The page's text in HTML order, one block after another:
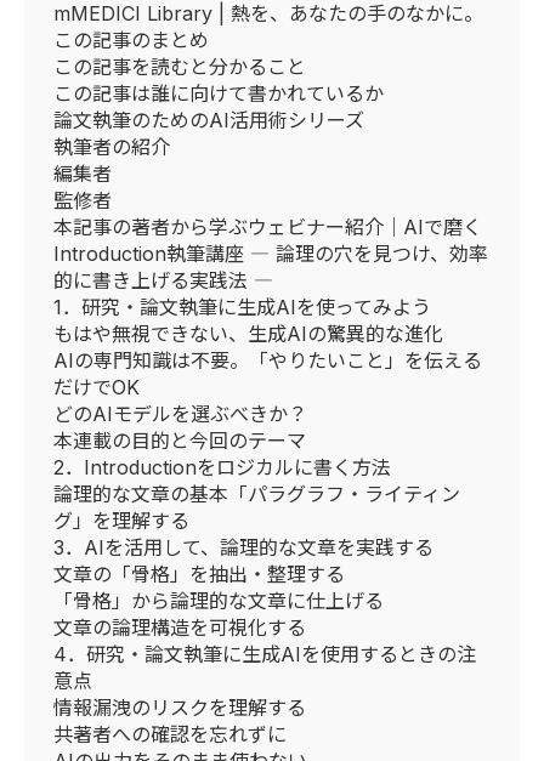
mMEDICI Library | 熱を、あなたの手のなかに。
この記事のまとめ
この記事を読むと分かること
この記事は誰に向けて書かれているか
論文執筆のためのAI活用術シリーズ
執筆者の紹介
編集者
監修者
本記事の著者から学ぶウェビナー紹介｜AIで磨く
Introduction執筆講座 ― 論理の穴を見つけ、効率
的に書き上げる実践法 ―
1．研究・論文執筆に生成AIを使ってみよう
もはや無視できない、生成AIの驚異的な進化
AIの専門知識は不要。「やりたいこと」を伝える
だけでOK
どのAIモデルを選ぶべきか？
本連載の目的と今回のテーマ
2．Introductionをロジカルに書く方法
論理的な文章の基本「パラグラフ・ライティン
グ」を理解する
3．AIを活用して、論理的な文章を実践する
文章の「骨格」を抽出・整理する
「骨格」から論理的な文章に仕上げる
文章の論理構造を可視化する
4．研究・論文執筆に生成AIを使用するときの注
意点
情報漏洩のリスクを理解する
共著者への確認を忘れずに